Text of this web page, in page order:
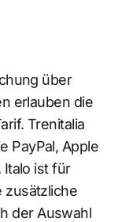
über
erlauben die
Trenitalia
PayPal, Apple
Italo ist für
zusätzliche
der Auswahl